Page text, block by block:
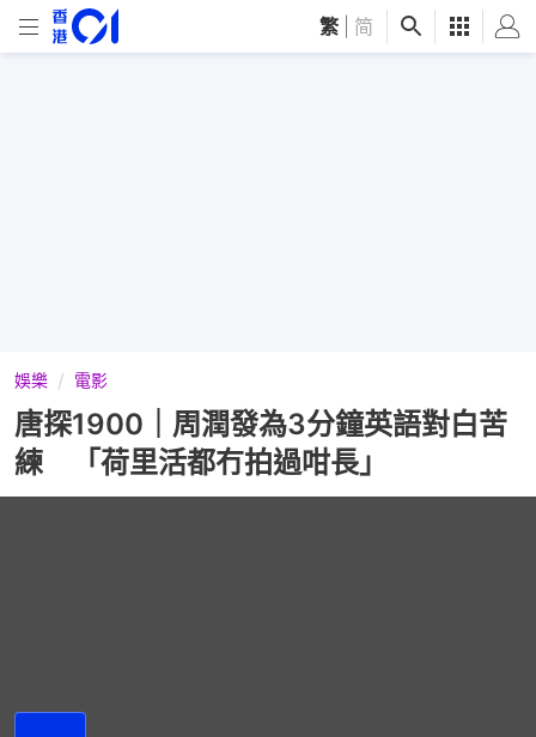
繁 简
娛樂 電影
唐探1900｜周潤發為3分鐘英語對白苦
練 「荷里活都冇拍過咁長」